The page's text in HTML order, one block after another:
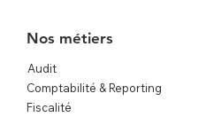
Nos métiers
Audit
Comptabilité & Reporting
Fiscalité